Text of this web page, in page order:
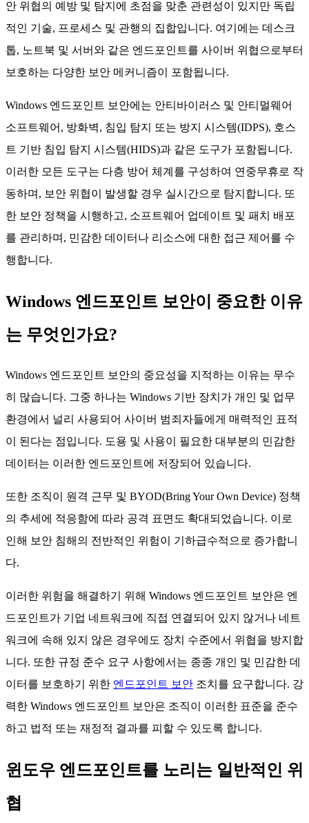
안 위협의 예방 및 탐지에 초점을 맞춘 관련성이 있지만 독립
적인 기술, 프로세스 및 관행의 집합입니다. 여기에는 데스크
톱, 노트북 및 서버와 같은 엔드포인트를 사이버 위협으로부터
보호하는 다양한 보안 메커니즘이 포함됩니다.
Windows 엔드포인트 보안에는 안티바이러스 및 안티멀웨어
소프트웨어, 방화벽, 침입 탐지 또는 방지 시스템(IDPS), 호스
트 기반 침입 탐지 시스템(HIDS)과 같은 도구가 포함됩니다.
이러한 모든 도구는 다층 방어 체계를 구성하여 연중무휴로 작
동하며, 보안 위협이 발생할 경우 실시간으로 탐지합니다. 또
한 보안 정책을 시행하고, 소프트웨어 업데이트 및 패치 배포
를 관리하며, 민감한 데이터나 리소스에 대한 접근 제어를 수
행합니다.
Windows 엔드포인트 보안이 중요한 이유
는 무엇인가요?
Windows 엔드포인트 보안의 중요성을 지적하는 이유는 무수
히 많습니다. 그중 하나는 Windows 기반 장치가 개인 및 업무
환경에서 널리 사용되어 사이버 범죄자들에게 매력적인 표적
이 된다는 점입니다. 도용 및 사용이 필요한 대부분의 민감한
데이터는 이러한 엔드포인트에 저장되어 있습니다.
또한 조직이 원격 근무 및 BYOD(Bring Your Own Device) 정책
의 추세에 적응함에 따라 공격 표면도 확대되었습니다. 이로
인해 보안 침해의 전반적인 위험이 기하급수적으로 증가합니
다.
이러한 위험을 해결하기 위해 Windows 엔드포인트 보안은 엔
드포인트가 기업 네트워크에 직접 연결되어 있지 않거나 네트
워크에 속해 있지 않은 경우에도 장치 수준에서 위협을 방지합
니다. 또한 규정 준수 요구 사항에서는 종종 개인 및 민감한 데
이터를 보호하기 위한 엔드포인트 보안 조치를 요구합니다. 강
력한 Windows 엔드포인트 보안은 조직이 이러한 표준을 준수
하고 법적 또는 재정적 결과를 피할 수 있도록 합니다.
윈도우 엔드포인트를 노리는 일반적인 위
협